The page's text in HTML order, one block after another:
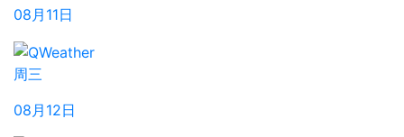
08月11日
周三
08月12日